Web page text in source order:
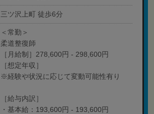
三ツ沢上町 徒歩6分
＜常勤＞
柔道整復師
［月給制］278,600円 - 298,600円
［想定年収］
※経験や状況に応じて変動可能性有り
［給与内訳］
・基本給：193,600円 - 193,600円